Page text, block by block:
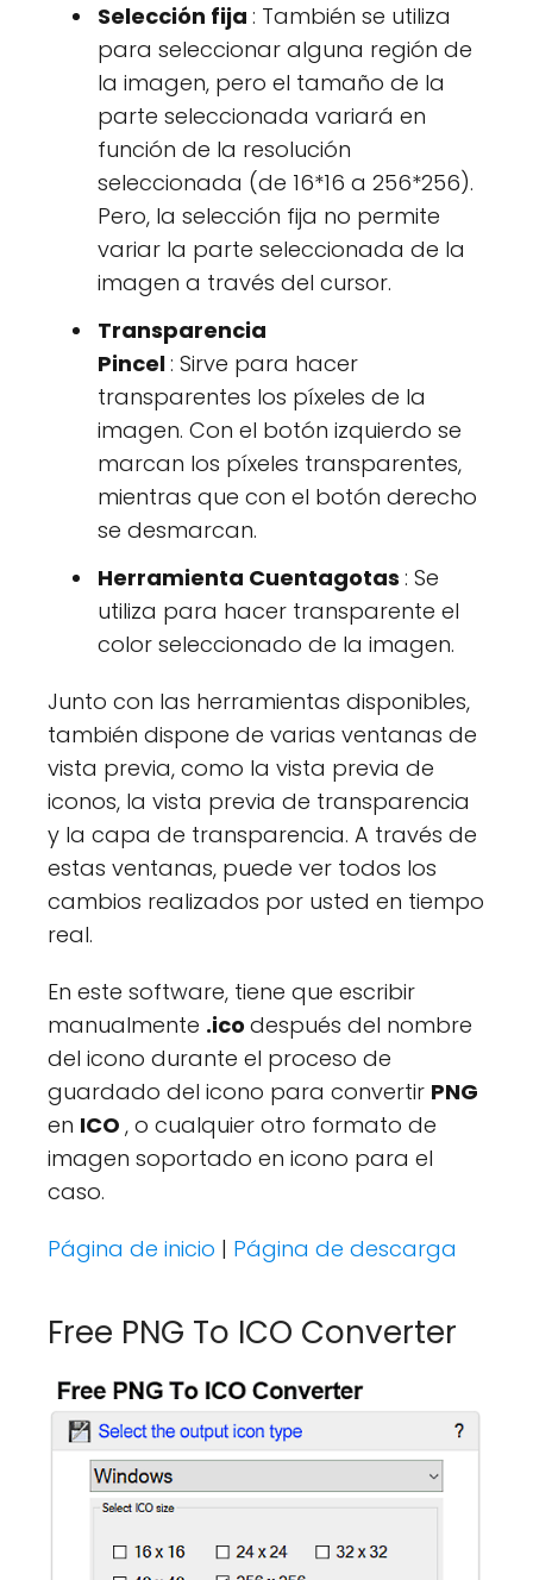
Selección fija : También se utiliza
para seleccionar alguna región de
la imagen, pero el tamaño de la
parte seleccionada variará en
función de la resolución
seleccionada (de 16*16 a 256*256).
Pero, la selección fija no permite
variar la parte seleccionada de la
imagen a través del cursor.
Transparencia
Pincel: Sirve para hacer
transparentes los píxeles de la
imagen. Con el botón izquierdo se
marcan los píxeles transparentes,
mientras que con el botón derecho
se desmarcan.
Herramienta Cuentagotas : Se
utiliza para hacer transparente el
color seleccionado de la imagen.
Junto con las herramientas disponibles,
también dispone de varias ventanas de
vista previa, como la vista previa de
iconos, la vista previa de transparencia
y la capa de transparencia. A través de
estas ventanas, puede ver todos los
cambios realizados por usted en tiempo
real.
En este software, tiene que escribir
manualmente .ico después del nombre
del icono durante el proceso de
guardado del icono para convertir PNG
en ICO , o cualquier otro formato de
imagen soportado en icono para el
caso.
Página de inicio | Página de descarga
Free PNG To ICO Converter